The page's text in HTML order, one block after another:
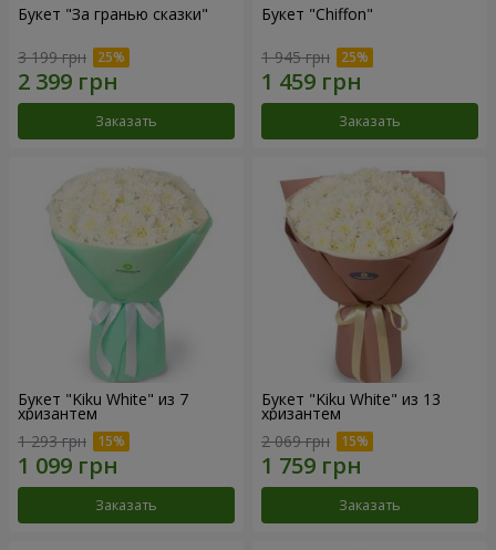
Букет "За гранью сказки"
3 199 грн
Заказать
Букет "Chiffon"
1 945 грн
Заказать
Букет "Kiku White" из 7
хризантем
1 293 грн
Заказать
Букет "Kiku White" из 13
хризантем
2 069 грн
Заказать